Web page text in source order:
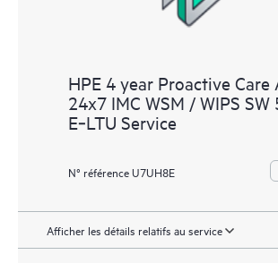
HPE 4 year Proactive Care
24x7 IMC WSM / WIPS SW
E‑LTU Service
N° référence U7UH8E
Afficher les détails relatifs au service